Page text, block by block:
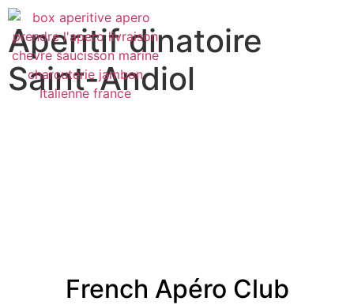
Aperitif dinatoire
Saint-Andiol
French Apéro Club